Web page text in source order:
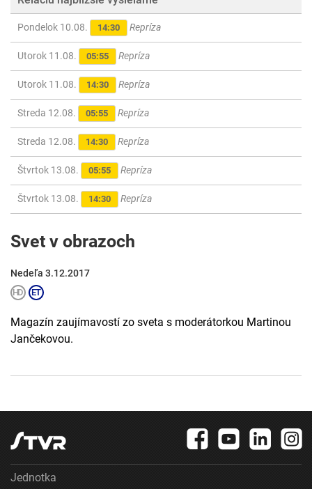
Pondelok 10.08. 14:30 Repríza
Utorok 11.08. 05:55 Repríza
Utorok 11.08. 14:30 Repríza
Streda 12.08. 05:55 Repríza
Streda 12.08. 14:30 Repríza
Štvrtok 13.08. 05:55 Repríza
Štvrtok 13.08. 14:30 Repríza
Svet v obrazoch
Nedeľa 3.12.2017
Magazín zaujímavostí zo sveta s moderátorkou Martinou
Jančekovou.
Jednotka